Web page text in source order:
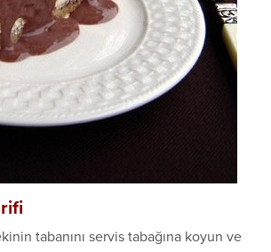
tabanını servis tabağına koyun ve